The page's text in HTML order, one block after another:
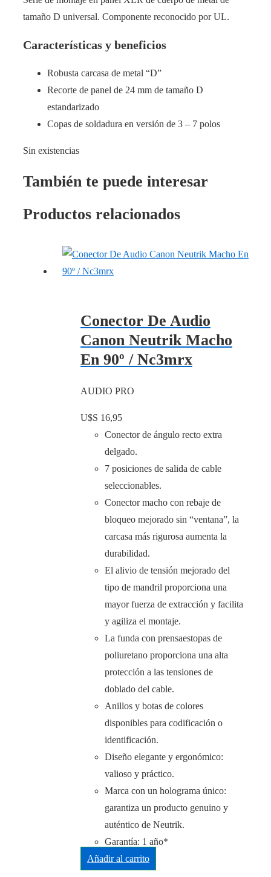
tamaño D universal. Componente reconocido por UL.
Características y beneficios
Robusta carcasa de metal “D”
Recorte de panel de 24 mm de tamaño D
estandarizado
Copas de soldadura en versión de 3 – 7 polos
Sin existencias
También te puede interesar
Productos relacionados
Conector De Audio
Canon Neutrik Macho
En 90º / Nc3mrx
AUDIO PRO
U$S 16,95
Conector de ángulo recto extra
delgado.
7 posiciones de salida de cable
seleccionables.
Conector macho con rebaje de
bloqueo mejorado sin “ventana”, la
carcasa más rigurosa aumenta la
durabilidad.
El alivio de tensión mejorado del
tipo de mandril proporciona una
mayor fuerza de extracción y facilita
y agiliza el montaje.
La funda con prensaestopas de
poliuretano proporciona una alta
protección a las tensiones de
doblado del cable.
Anillos y botas de colores
disponibles para codificación o
identificación.
Diseño elegante y ergonómico:
valioso y práctico.
Marca con un holograma único:
garantiza un producto genuino y
auténtico de Neutrik.
Garantía: 1 año*
Añadir al carrito